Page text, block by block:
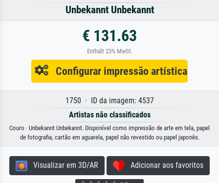
Unbekannt Unbekannt
€ 131.63
Enthält 23% MwSt.
Configurar impressão artística
1750 · ID da imagem: 4537
Artistas não classificados
Couro · Unbekannt Unbekannt. Disponível como impressão de arte em tela, papel
de fotografia, cartão em aguarela, papel não revestido ou papel japonês.
Visualizar em 3D/AR Adicionar aos favoritos